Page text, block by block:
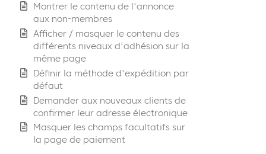
Montrer le contenu de l'annonce
aux non-membres
Afficher / masquer le contenu des
différents niveaux d'adhésion sur la
même page
Définir la méthode d'expédition par
défaut
Demander aux nouveaux clients de
confirmer leur adresse électronique
Masquer les champs facultatifs sur
la page de paiement